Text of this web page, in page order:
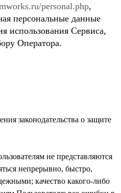
personal.php,
персональные данные
использования Сервиса,
Оператора.
законодательства о защите
не представляются
непрерывно, быстро,
качество какого-либо